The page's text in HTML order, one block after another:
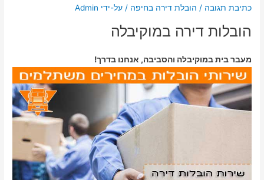
כתיבת תגובה / הובלת דירה בחיפה / על-ידי Admin
הובלות דירה במוקיבלה
מעבר בית במוקיבלה והסביבה, אנחנו בדרך!